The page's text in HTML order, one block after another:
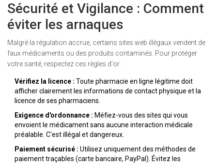
Sécurité et Vigilance : Comment
éviter les arnaques
Malgré la régulation accrue, certains sites web illégaux vendent de
faux médicaments ou des produits contaminés. Pour protéger
votre santé, respectez ces règles d'or :
Vérifiez la licence : Toute pharmacie en ligne légitime doit
afficher clairement les informations de contact physique et la
licence de ses pharmaciens.
Exigence d'ordonnance : Méfiez-vous des sites qui vous
envoient le médicament sans aucune interaction médicale
préalable. C'est illégal et dangereux.
Paiement sécurisé : Utilisez uniquement des méthodes de
paiement traçables (carte bancaire, PayPal). Évitez les